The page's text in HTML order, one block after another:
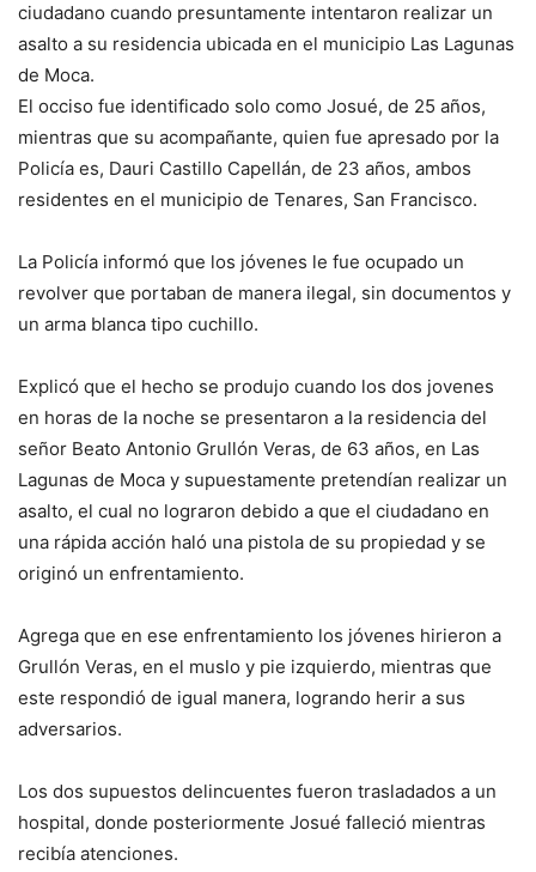
ciudadano cuando presuntamente intentaron realizar un
asalto a su residencia ubicada en el municipio Las Lagunas
de Moca.
El occiso fue identificado solo como Josué, de 25 años,
mientras que su acompañante, quien fue apresado por la
Policía es, Dauri Castillo Capellán, de 23 años, ambos
residentes en el municipio de Tenares, San Francisco.
La Policía informó que los jóvenes le fue ocupado un
revolver que portaban de manera ilegal, sin documentos y
un arma blanca tipo cuchillo.
Explicó que el hecho se produjo cuando los dos jovenes
en horas de la noche se presentaron a la residencia del
señor Beato Antonio Grullón Veras, de 63 años, en Las
Lagunas de Moca y supuestamente pretendían realizar un
asalto, el cual no lograron debido a que el ciudadano en
una rápida acción haló una pistola de su propiedad y se
originó un enfrentamiento.
Agrega que en ese enfrentamiento los jóvenes hirieron a
Grullón Veras, en el muslo y pie izquierdo, mientras que
este respondió de igual manera, logrando herir a sus
adversarios.
Los dos supuestos delincuentes fueron trasladados a un
hospital, donde posteriormente Josué falleció mientras
recibía atenciones.